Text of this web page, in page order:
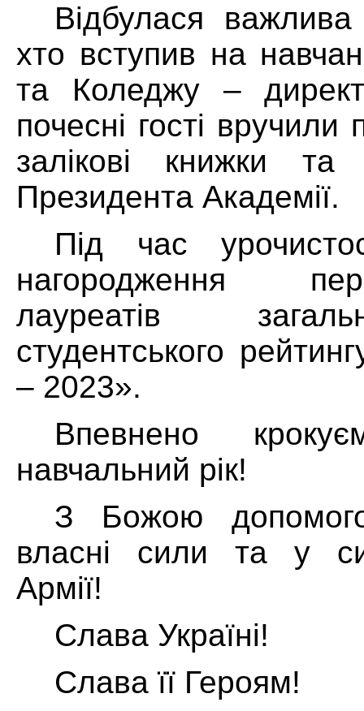
Відбулася
хто вступив на
та Коледжу –
почесні гості
залікові книжки та
Президента Академії.
Під час
нагородження
лауреатів
студентського
– 2023».
Впевнено
навчальний рік!
З Божою
власні сили та у
Армії!
Слава Україні!
Слава її Героям!